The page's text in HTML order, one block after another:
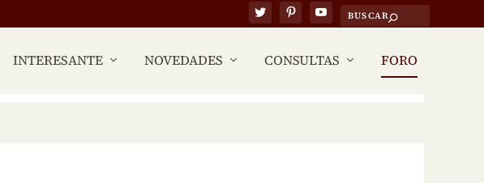
INTERESANTE NOVEDADES CONSULTAS FORO